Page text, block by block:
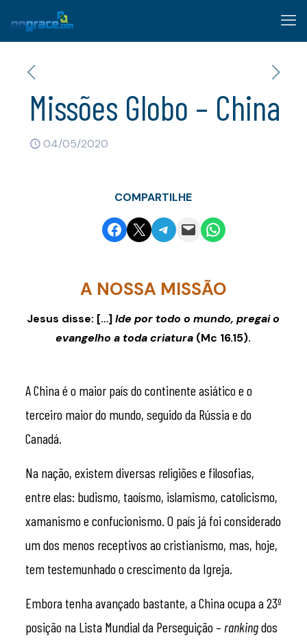
Missões Globo – China
04/05/2020
COMPARTILHE
Share on Facebook
Email this PageShare on Telegram
Email this PageShare on WhatsApp
A NOSSA MISSÃO
Jesus disse: […]Ide por todo o mundo, pregai o
evangelho a toda criatura (Mc 16.15).
A China é o maior país do continente asiático e o
terceiro maior do mundo, seguido da Rússia e do
Canadá.
Na nação, existem diversas religiões e filosofias,
entre elas: budismo, taoísmo, islamismo, catolicismo,
xamanismo e confucionismo. O país já foi considerado
um dos menos receptivos ao cristianismo, mas, hoje,
tem testemunhado o crescimento da Igreja.
Embora tenha avançado bastante, a China ocupa a 23º
posição na Lista Mundial da Perseguição – rankingdos